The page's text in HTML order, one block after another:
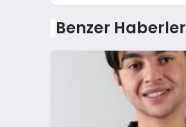
Benzer Haberler